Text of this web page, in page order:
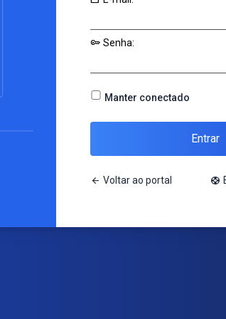
key Senha:
Manter conectado
Entrar
arrow_back Voltar ao portal support